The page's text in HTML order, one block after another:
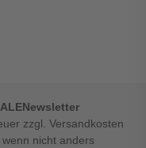
Newsletter
zzgl. Versandkosten
nicht anders